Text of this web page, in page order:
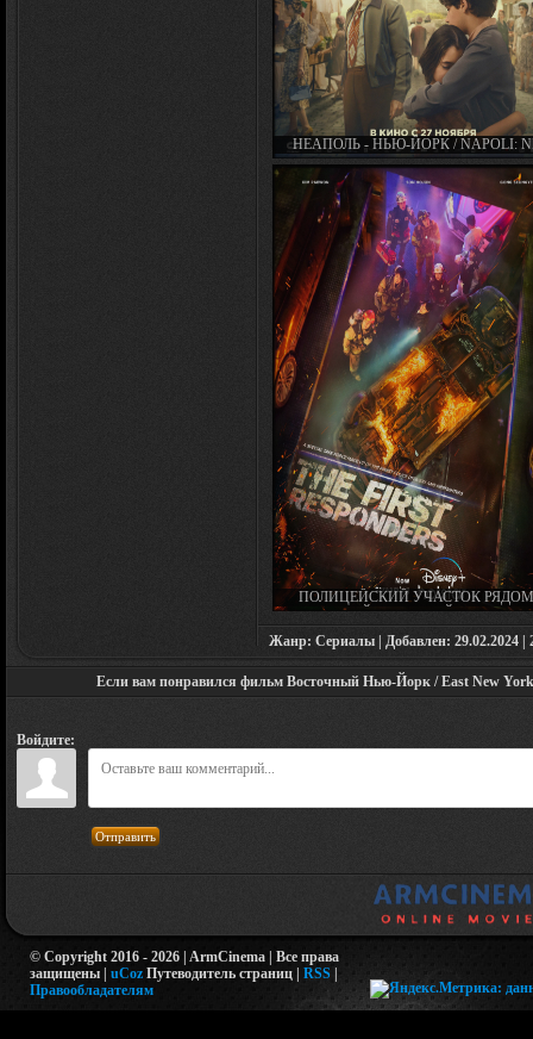
НЕАПОЛЬ - НЬЮ-ЙОРК / NAPOLI:
YORK (2024)
ПОЛИЦЕЙСКИЙ УЧАСТОК
ПОЖАРНОЙ СТАНЦИЕЙ /
YEOP GYE (СЕРИАЛ 2022 – 2023)
Жанр: Сериалы | Добавлен: 29.02.2024 |
Если вам понравился фильм Восточный Нью-Йорк / East New York
Войдите:
Отправить
© Copyright 2016 - 2026 | ArmCinema | Все права
защищены | uCoz Путеводитель страниц | RSS |
Правообладателям